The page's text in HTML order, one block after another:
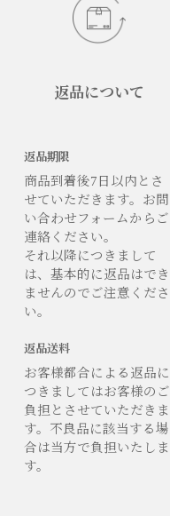
返品について
返品期限
商品到着後7日以内とさ
せていただきます。お問
い合わせフォームからご
連絡ください。
それ以降につきまして
は、基本的に返品はでき
ませんのでご注意くださ
い。
返品送料
お客様都合による返品に
つきましてはお客様のご
負担とさせていただきま
す。不良品に該当する場
合は当方で負担いたしま
す。